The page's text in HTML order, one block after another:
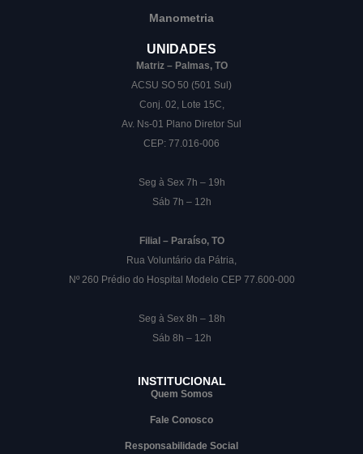
Manometria
UNIDADES
Matriz – Palmas, TO
ACSU SO 50 (501 Sul)
Conj. 02, Lote 15C,
Av. Ns-01 Plano Diretor Sul
CEP: 77.016-006
Seg à Sex 7h – 19h
Sáb 7h – 12h
Filial – Paraíso, TO
Rua Voluntário da Pátria,
Nº 260 Prédio do Hospital Modelo CEP 77.600-000
Seg à Sex 8h – 18h
Sáb 8h – 12h
INSTITUCIONAL
Quem Somos
Fale Conosco
Responsabilidade Social